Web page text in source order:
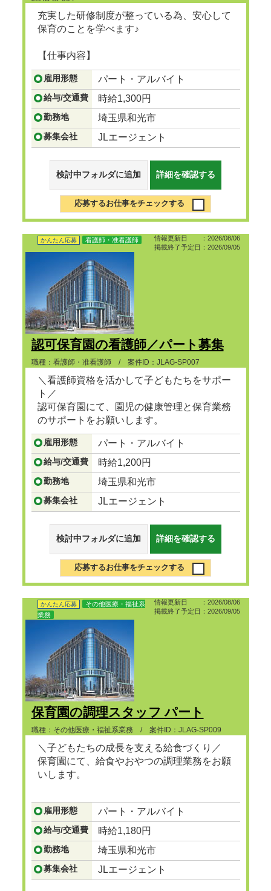
充実した研修制度が整っている為、安心して
保育のことを学べます♪
【仕事内容】
...つづきを見る
雇用形態 パート・アルバイト
給与/交通費 時給1,300円
勤務地 埼玉県和光市
募集会社 JLエージェント
検討中フォルダに追加 詳細を確認する
応募するお仕事をチェックする
情報更新日 ：2026/08/06
掲載終了予定日：2026/09/05
かんたん応募 看護師・准看護師
認可保育園の看護師／パート募集
職種：看護師・准看護師 / 案件ID：JLAG-SP007
＼看護師資格を活かして子どもたちをサポー
ト／
認可保育園にて、園児の健康管理と保育業務
のサポートをお願いします。
...つづきを見る
雇用形態 パート・アルバイト
給与/交通費 時給1,200円
勤務地 埼玉県和光市
募集会社 JLエージェント
検討中フォルダに追加 詳細を確認する
応募するお仕事をチェックする
情報更新日 ：2026/08/06
掲載終了予定日：2026/09/05
かんたん応募
その他医療・福祉系
業務
保育園の調理スタッフ パート
職種：その他医療・福祉系業務 / 案件ID：JLAG-SP009
＼子どもたちの成長を支える給食づくり／
保育園にて、給食やおやつの調理業務をお願
いします。
...つづきを見る
雇用形態 パート・アルバイト
給与/交通費 時給1,180円
勤務地 埼玉県和光市
募集会社 JLエージェント